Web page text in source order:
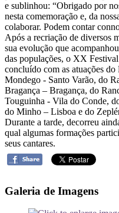
e sublinhou: “Obrigado por
nesta comemoração e, da
colaborar. Podem contar
Após a recriação de diversos
sua evolução que
das populações, o XX
concluído com as atuações
Mondego - Santo Varão, do
Bragança – Bragança, do
Touguinha - Vila do Conde,
do Minho – Lisboa e do
Durante a tarde, decorreu
qual algumas formações
seus cantares.
Galeria de Imagens